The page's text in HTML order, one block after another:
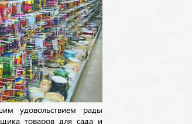
удовольствием рады
товаров для сада и